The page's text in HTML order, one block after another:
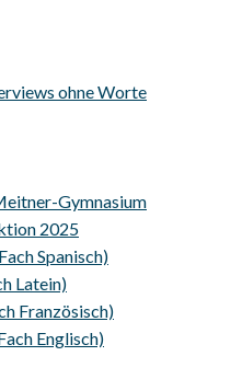
ohne Worte
Gymnasium
2025
Spanisch)
Latein)
Französisch)
Englisch)